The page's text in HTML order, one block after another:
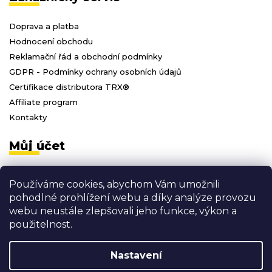
Používáme cookies, abychom Vám umožnili
pohodlné prohlížení webu a díky analýze provozu
webu neustále zlepšovali jeho funkce, výkon a
použitelnost.
Nastavení
Doprava a platba
Hodnocení obchodu
Reklamační řád a obchodní podmínky
GDPR - Podmínky ochrany osobních údajů
Certifikace distributora TRX®
Affiliate program
Kontakty
Můj účet
Registrace
Moje objednávky
Odhlásit se
Vytvořil Shoptet